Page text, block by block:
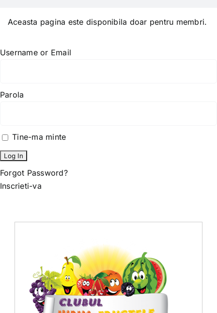
Aceasta pagina este disponibila doar pentru membri.
Username or Email
Parola
Tine-ma minte
Forgot Password?
Inscrieti-va